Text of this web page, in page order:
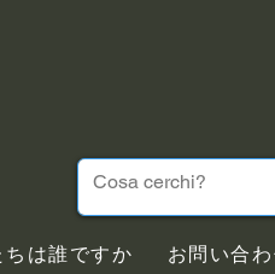
ちは誰ですか お問い合